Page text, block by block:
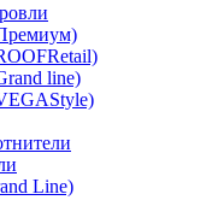
line)
Line)